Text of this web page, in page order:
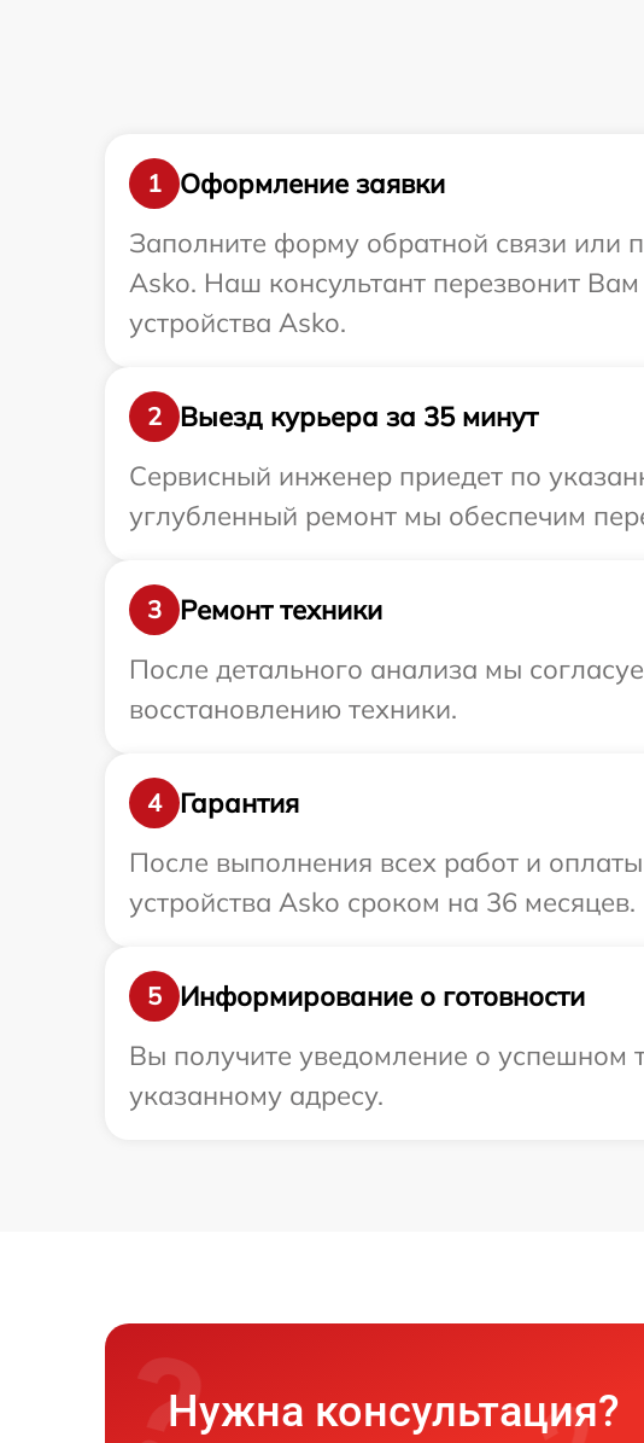
1
Оформление заявки
Заполните форму обратной связи или
Asko. Наш консультант перезвонит
устройства Asko.
2
Выезд курьера за 35 минут
Сервисный инженер приедет по
углубленный ремонт мы обеспечим
3
Ремонт техники
После детального анализа мы
восстановлению техники.
4
Гарантия
После выполнения всех работ и
устройства Asko сроком на 36 месяцев.
5
Информирование о готовности
Вы получите уведомление о успешном
указанному адресу.
Нужна консультация?